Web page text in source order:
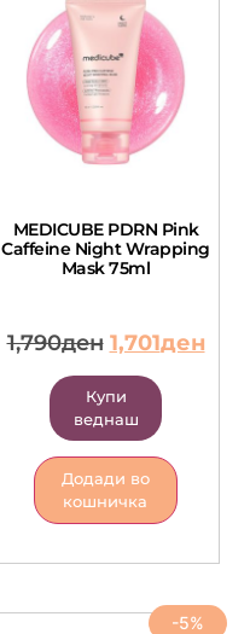
MEDICUBE PDRN Pink
Caffeine Night Wrapping
Mask 75ml
1,790ден 1,701ден
Купи
веднаш
Додади во
кошничка
-5%